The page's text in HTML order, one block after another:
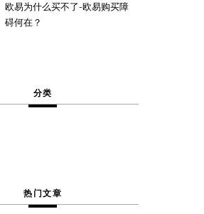
欧易为什么买不了-欧易购买障
碍何在？
分类
热门文章